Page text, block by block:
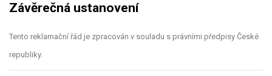
Závěrečná ustanovení
Tento reklamační řád je zpracován v souladu s právními předpisy České
republiky.